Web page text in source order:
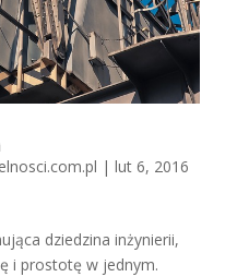
| lut 6, 2016
dziedzina inżynierii,
i prostotę w jednym.